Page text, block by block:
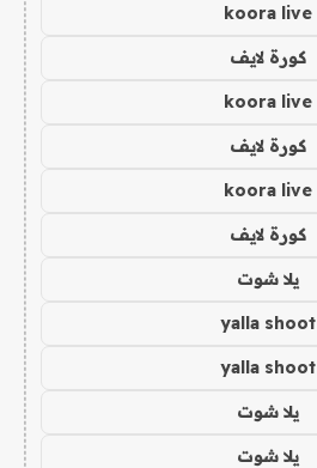
koora live
كورة لايف
koora live
كورة لايف
koora live
كورة لايف
يلا شوت
yalla shoot
yalla shoot
يلا شوت
يلا شوت